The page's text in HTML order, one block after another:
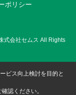
ポリシー
式会社セムス All Rights
ビス向上検討を目的と
確認ください。